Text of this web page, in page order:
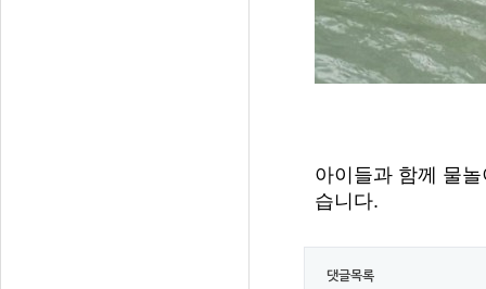
아이들과 함께
물
습니다.
댓글목록